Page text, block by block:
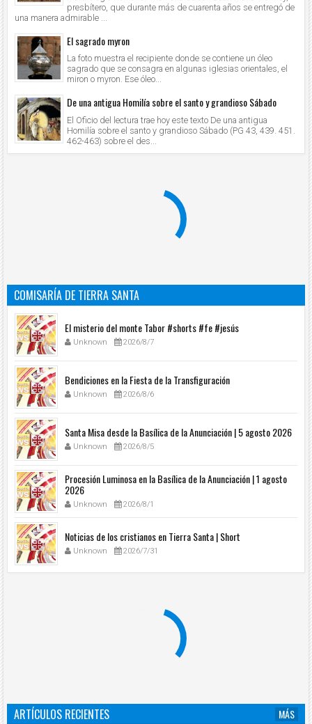
presbítero, que durante más de cuarenta años se entregó de
una manera admirable ...
El sagrado myron
La foto muestra el recipiente donde se contiene un óleo
sagrado que se consagra en algunas iglesias orientales, el
miron o myron. Ese óleo...
De una antigua Homilía sobre el santo y grandioso Sábado
El Oficio del lectura trae hoy este texto De una antigua
Homilía sobre el santo y grandioso Sábado (PG 43, 439. 451.
462-463) sobre el des...
COMISARÍA DE TIERRA SANTA
El misterio del monte Tabor #shorts #fe #jesús
Unknown 2026/8/7
Bendiciones en la Fiesta de la Transfiguración
Unknown 2026/8/6
Santa Misa desde la Basílica de la Anunciación | 5 agosto 2026
Unknown 2026/8/5
Procesión Luminosa en la Basílica de la Anunciación | 1 agosto
2026
Unknown 2026/8/1
Noticias de los cristianos en Tierra Santa | Short
Unknown 2026/7/31
ARTÍCULOS RECIENTES
MÁS